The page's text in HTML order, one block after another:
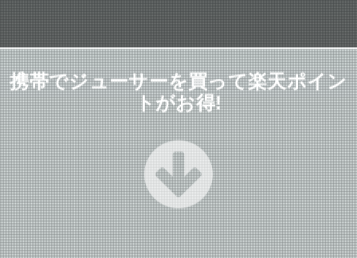
携帯でジューサーを買って楽天ポイン
トがお得!